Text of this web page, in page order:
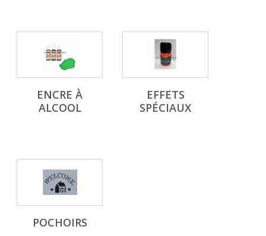
ENCRE À
ALCOOL
EFFETS
SPÉCIAUX
POCHOIRS